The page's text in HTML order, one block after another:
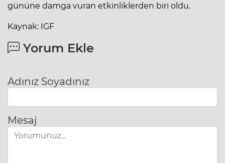
gününe damga vuran etkinliklerden biri oldu.
Kaynak: IGF
Yorum Ekle
Adınız Soyadınız
Mesaj